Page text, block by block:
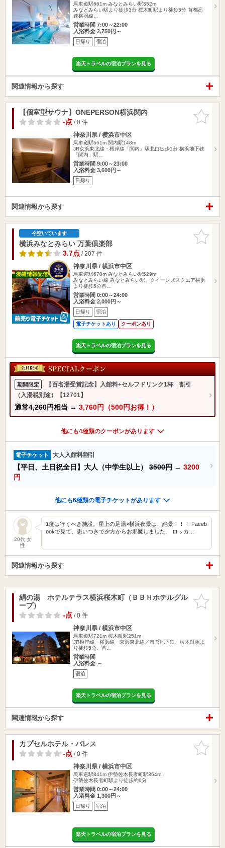
馬車道駅661m みなとみらい駅352m
みなとみらい駅より徒歩3分 桜木町駅より徒歩5分 首都高
速横羽線…
営業時間 7:00～22:00
入浴料金 2,750円～
日帰り 宿泊
楽天トラベルの宿泊プランを見る
関連情報から探す
お気に入
りに追加
【個室型サウナ】ONEPERSON横浜関内
-点/ 0 件
神奈川県 / 横浜市中区
馬車道駅661m 関内駅148m
JR京浜東北線・根岸線「関内」駅北口徒歩1分 横浜地下鉄
「関内」駅…
営業時間 9:00～23:00
入浴料金 3,600円～
日帰り
関連情報から探す
お気に入
りに追加
今空いています
横浜みなとみらい 万葉倶楽部
3.7点/ 207 件
神奈川県 / 横浜市中区
馬車道駅670m みなとみらい駅529m
みなとみらい線 みなとみらい駅、クイーンズスクエア横浜
より徒歩5分首…
営業時間 0:00～24:00
入浴料金 2,000円～
日帰り 宿泊
電子チケットあり クーポンあり
楽天トラベルの宿泊プランを見る
期間限定
【百名湯受賞記念】入館料+セルフドリンク1杯 割引
（入湯税別途）【12701】
通常4,260円相当 → 3,760円（500円お得！）
他にも4種類のクーポンがあります
電子チケット 大人入館料割引
【平日、土日祝全日】大人（中学生以上） 3500円 → 3200
円
他にも6種類の電子チケットがあります
20代 女
性
1度は行くべき施設。屋上の足湯×横浜夜景は、絶景！！！ Faceb
ookで見て、思いつきで夕方からお邪魔しました。 ロッカ…
関連情報から探す
お気に入
りに追加
絹の湯 ホテルテラス横浜桜木町（ＢＢＨホテルグル
ープ）
-点/ 0 件
神奈川県 / 横浜市中区
馬車道駅721m 桜木町駅251m
JR根岸線・横浜線・京浜東北線／市営地下鉄、桜木町駅よ
り徒歩5分。首…
営業時間
入浴料金 ～
宿泊
楽天トラベルの宿泊プランを見る
関連情報から探す
お気に入
りに追加
カプセルホテル・パレス
-点/ 0 件
神奈川県 / 横浜市中区
馬車道駅841m 伊勢佐木長者町駅364m
伊勢佐木長者町駅より徒歩約6分
営業時間 0:00～24:00
入浴料金 1,300円～
日帰り 宿泊
楽天トラベルの宿泊プランを見る